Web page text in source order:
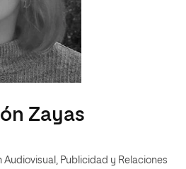
Zayas
Publicidad y Relaciones